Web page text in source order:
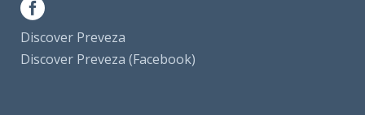
Discover Preveza
Discover Preveza (Facebook)